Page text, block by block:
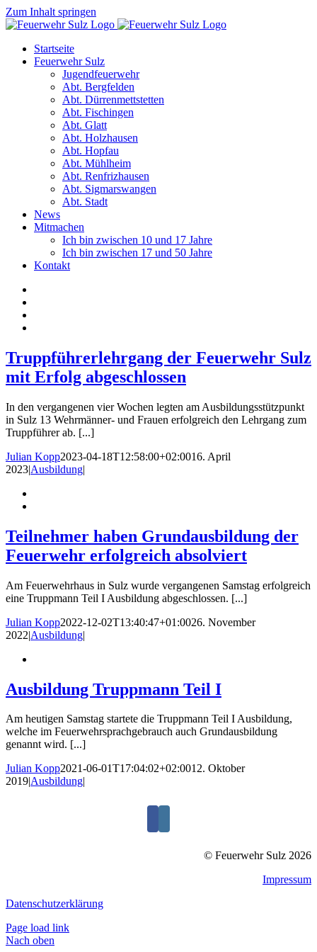
Zum Inhalt springen
Startseite
Feuerwehr Sulz
Jugendfeuerwehr
Abt. Bergfelden
Abt. Dürrenmettstetten
Abt. Fischingen
Abt. Glatt
Abt. Holzhausen
Abt. Hopfau
Abt. Mühlheim
Abt. Renfrizhausen
Abt. Sigmarswangen
Abt. Stadt
News
Mitmachen
Ich bin zwischen 10 und 17 Jahre
Ich bin zwischen 17 und 50 Jahre
Kontakt
Truppführerlehrgang der Feuerwehr Sulz
mit Erfolg abgeschlossen
In den vergangenen vier Wochen legten am Ausbildungsstützpunkt
in Sulz 13 Wehrmänner- und Frauen erfolgreich den Lehrgang zum
Truppführer ab. [...]
Julian Kopp2023-04-18T12:58:00+02:0016. April
2023|Ausbildung|
Teilnehmer haben Grundausbildung der
Feuerwehr erfolgreich absolviert
Am Feuerwehrhaus in Sulz wurde vergangenen Samstag erfolgreich
eine Truppmann Teil I Ausbildung abgeschlossen. [...]
Julian Kopp2022-12-02T13:40:47+01:0026. November
2022|Ausbildung|
Ausbildung Truppmann Teil I
Am heutigen Samstag startete die Truppmann Teil I Ausbildung,
welche im Feuerwehrsprachgebrauch auch Grundausbildung
genannt wird. [...]
Julian Kopp2021-06-01T17:04:02+02:0012. Oktober
2019|Ausbildung|
© Feuerwehr Sulz 2026
Impressum
Datenschutzerklärung
Page load link
Nach oben